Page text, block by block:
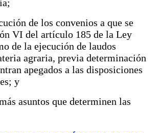
de los convenios a que se
VI del artículo 185 de la Ley
de la ejecución de laudos
agraria, previa determinación
apegados a las disposiciones
y
asuntos que determinen las